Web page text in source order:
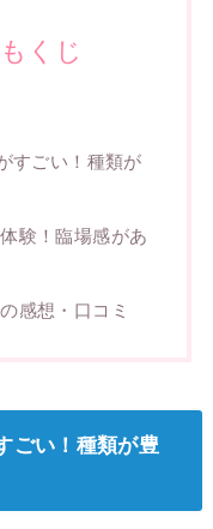
くじ
すごい！種類が
験！臨場感があ
感想・口コミ
ごい！種類が豊